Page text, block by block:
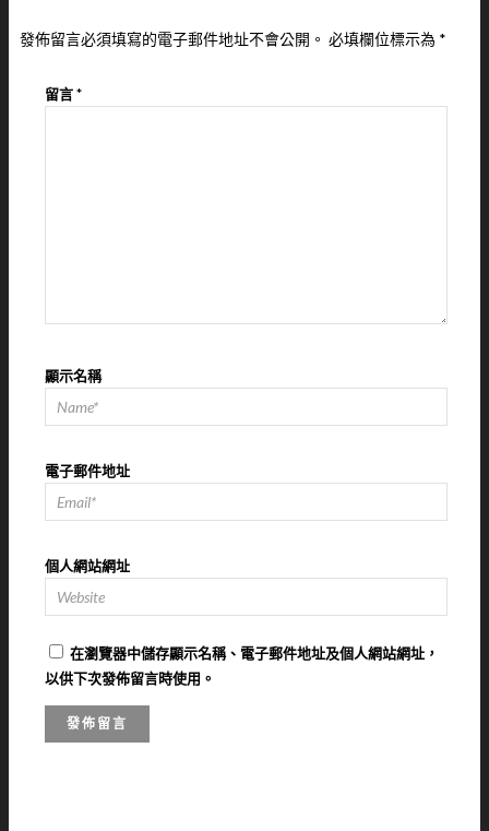
發佈留言必須填寫的電子郵件地址不會公開。 必填欄位標示為 *
留言*
顯示名稱
電子郵件地址
個人網站網址
在瀏覽器中儲存顯示名稱、電子郵件地址及個人網站網址，
以供下次發佈留言時使用。